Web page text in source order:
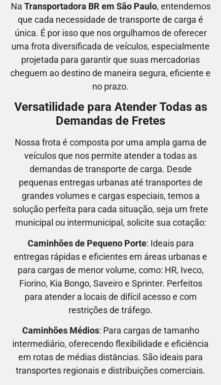
Na Transportadora BR em São Paulo, entendemos
que cada necessidade de transporte de carga é
única. É por isso que nos orgulhamos de oferecer
uma frota diversificada de veículos, especialmente
projetada para garantir que suas mercadorias
cheguem ao destino de maneira segura, eficiente e
no prazo.
Versatilidade para Atender Todas as
Demandas de Fretes
Nossa frota é composta por uma ampla gama de
veículos que nos permite atender a todas as
demandas de transporte de carga. Desde
pequenas entregas urbanas até transportes de
grandes volumes e cargas especiais, temos a
solução perfeita para cada situação, seja um frete
municipal ou intermunicipal, solicite sua cotação:
Caminhões de Pequeno Porte: Ideais para
entregas rápidas e eficientes em áreas urbanas e
para cargas de menor volume, como: HR, Iveco,
Fiorino, Kia Bongo, Saveiro e Sprinter. Perfeitos
para atender a locais de difícil acesso e com
restrições de tráfego.
Caminhões Médios: Para cargas de tamanho
intermediário, oferecendo flexibilidade e eficiência
em rotas de médias distâncias. São ideais para
transportes regionais e distribuições comerciais.